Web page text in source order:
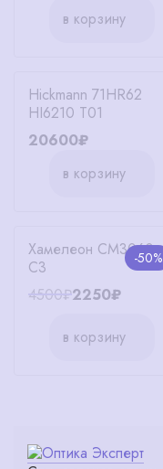
в корзину
Hickmann 71HR62
HI6210 T01
20600₽
в корзину
-50%
Хамелеон CM3060
C3
4500₽2250₽
в корзину